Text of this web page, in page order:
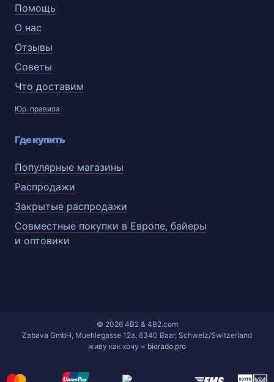
Помощь
О нас
Отзывы
Советы
Что доставим
Юр. правила
Где купить
Популярные магазины
Распродажи
Закрытые распродажи
Совместные покупки в Европе, байеры
и оптовики
© 2026 4B2 & 4B2.com
Zabava GmbH, Muehlegasse 12a, 6340 Baar, Schweiz/Switzerland
живу как хочу = biorado.pro